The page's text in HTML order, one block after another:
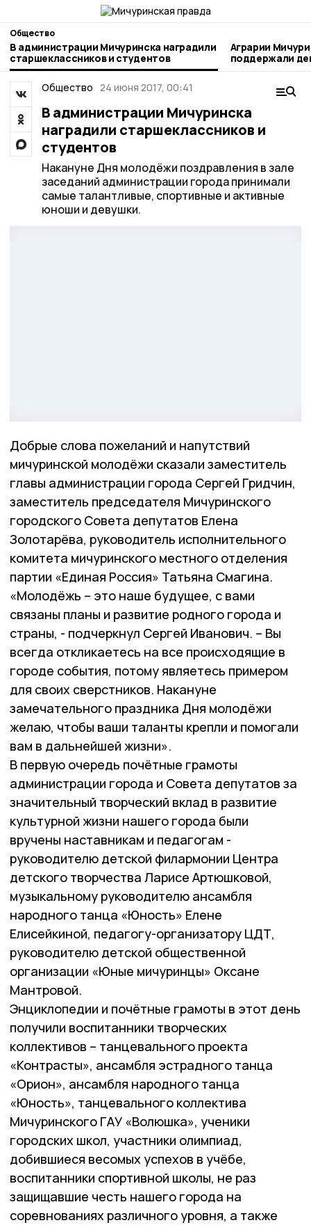
Общество
В администрации Мичуринска наградили
старшеклассников и студентов
Аграрии
поддержали день
труда
Общество 24 июня 2017, 00:41
В администрации Мичуринска
наградили старшеклассников и
студентов
Накануне Дня молодёжи поздравления в зале
заседаний администрации города принимали
самые талантливые, спортивные и активные
юноши и девушки.
Добрые слова пожеланий и напутствий
мичуринской молодёжи сказали заместитель
главы администрации города Сергей Гридчин,
заместитель председателя Мичуринского
городского Совета депутатов Елена
Золотарёва, руководитель исполнительного
комитета мичуринского местного отделения
партии «Единая Россия» Татьяна Смагина.
«Молодёжь – это наше будущее, с вами
связаны планы и развитие родного города и
страны, - подчеркнул Сергей Иванович. – Вы
всегда откликаетесь на все происходящие в
городе события, потому являетесь примером
для своих сверстников. Накануне
замечательного праздника Дня молодёжи
желаю, чтобы ваши таланты крепли и помогали
вам в дальнейшей жизни».
В первую очередь почётные грамоты
администрации города и Совета депутатов за
значительный творческий вклад в развитие
культурной жизни нашего города были
вручены наставникам и педагогам -
руководителю детской филармонии Центра
детского творчества Ларисе Артюшковой,
музыкальному руководителю ансамбля
народного танца «Юность» Елене
Елисейкиной, педагогу-организатору ЦДТ,
руководителю детской общественной
организации «Юные мичуринцы» Оксане
Мантровой.
Энциклопедии и почётные грамоты в этот день
получили воспитанники творческих
коллективов – танцевального проекта
«Контрасты», ансамбля эстрадного танца
«Орион», ансамбля народного танца
«Юность», танцевального коллектива
Мичуринского ГАУ «Волюшка», ученики
городских школ, участники олимпиад,
добившиеся весомых успехов в учёбе,
воспитанники спортивной школы, не раз
защищавшие честь нашего города на
соревнованиях различного уровня, а также